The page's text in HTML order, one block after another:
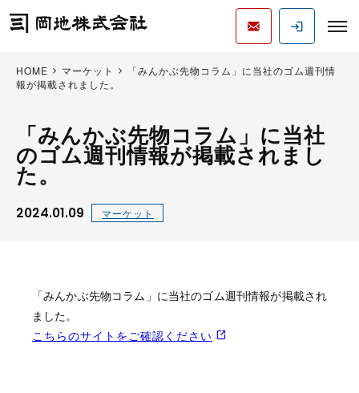
HOME マーケット
「みんかぶ先物コラム」に当社のゴム週刊情
報が掲載されました。
「みんかぶ先物コラム」に当社
のゴム週刊情報が掲載されまし
た。
2024.01.09 マーケット
「みんかぶ先物コラム」に当社のゴム週刊情報が掲載され
ました。
こちらのサイトをご確認ください